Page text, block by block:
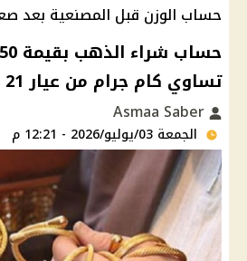
حساب الوزن قبل المصنعية بعد
تساوي كام جرام من عيار 21
الجمعة 03/يوليو/2026 - 12:21 م